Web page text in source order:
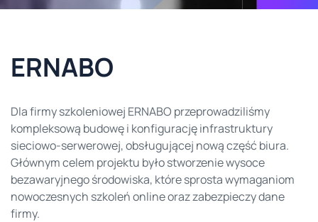
ERNABO
Dla firmy szkoleniowej ERNABO przeprowadziliśmy
kompleksową budowę i konfigurację infrastruktury
sieciowo-serwerowej, obsługującej nową część biura.
Głównym celem projektu było stworzenie wysoce
bezawaryjnego środowiska, które sprosta wymaganiom
nowoczesnych szkoleń online oraz zabezpieczy dane
firmy.